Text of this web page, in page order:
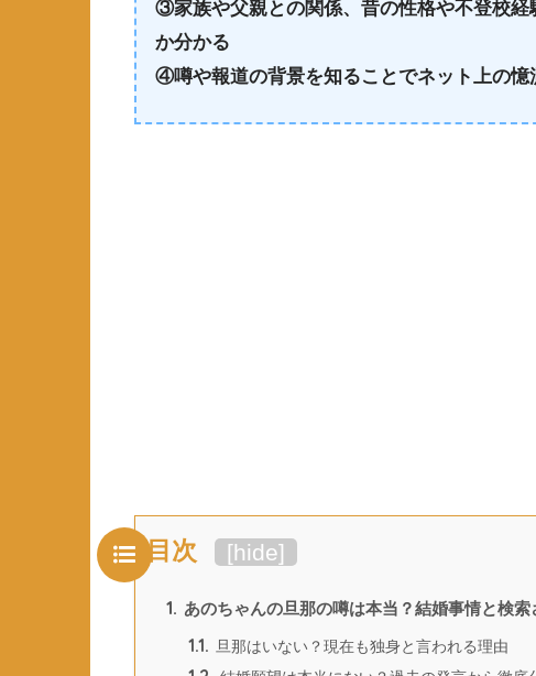
③家族や父親との関係、昔の性格や不登校
か分かる
④噂や報道の背景を知ることでネット上の憶
目次 [hide]
1. あのちゃんの旦那の噂は本当？結婚事情と検
1.1. 旦那はいない？現在も独身と言われる理由